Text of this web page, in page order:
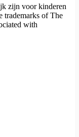
zijn voor kinderen
trademarks of The
with